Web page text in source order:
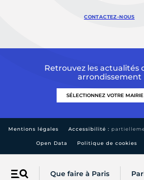
Menu Que faire à Paris
CONTACTEZ-NOUS
Retrouvez les actualités
arrondissement
Mentions légales Accessibilité :
Open Data Politique de cookies